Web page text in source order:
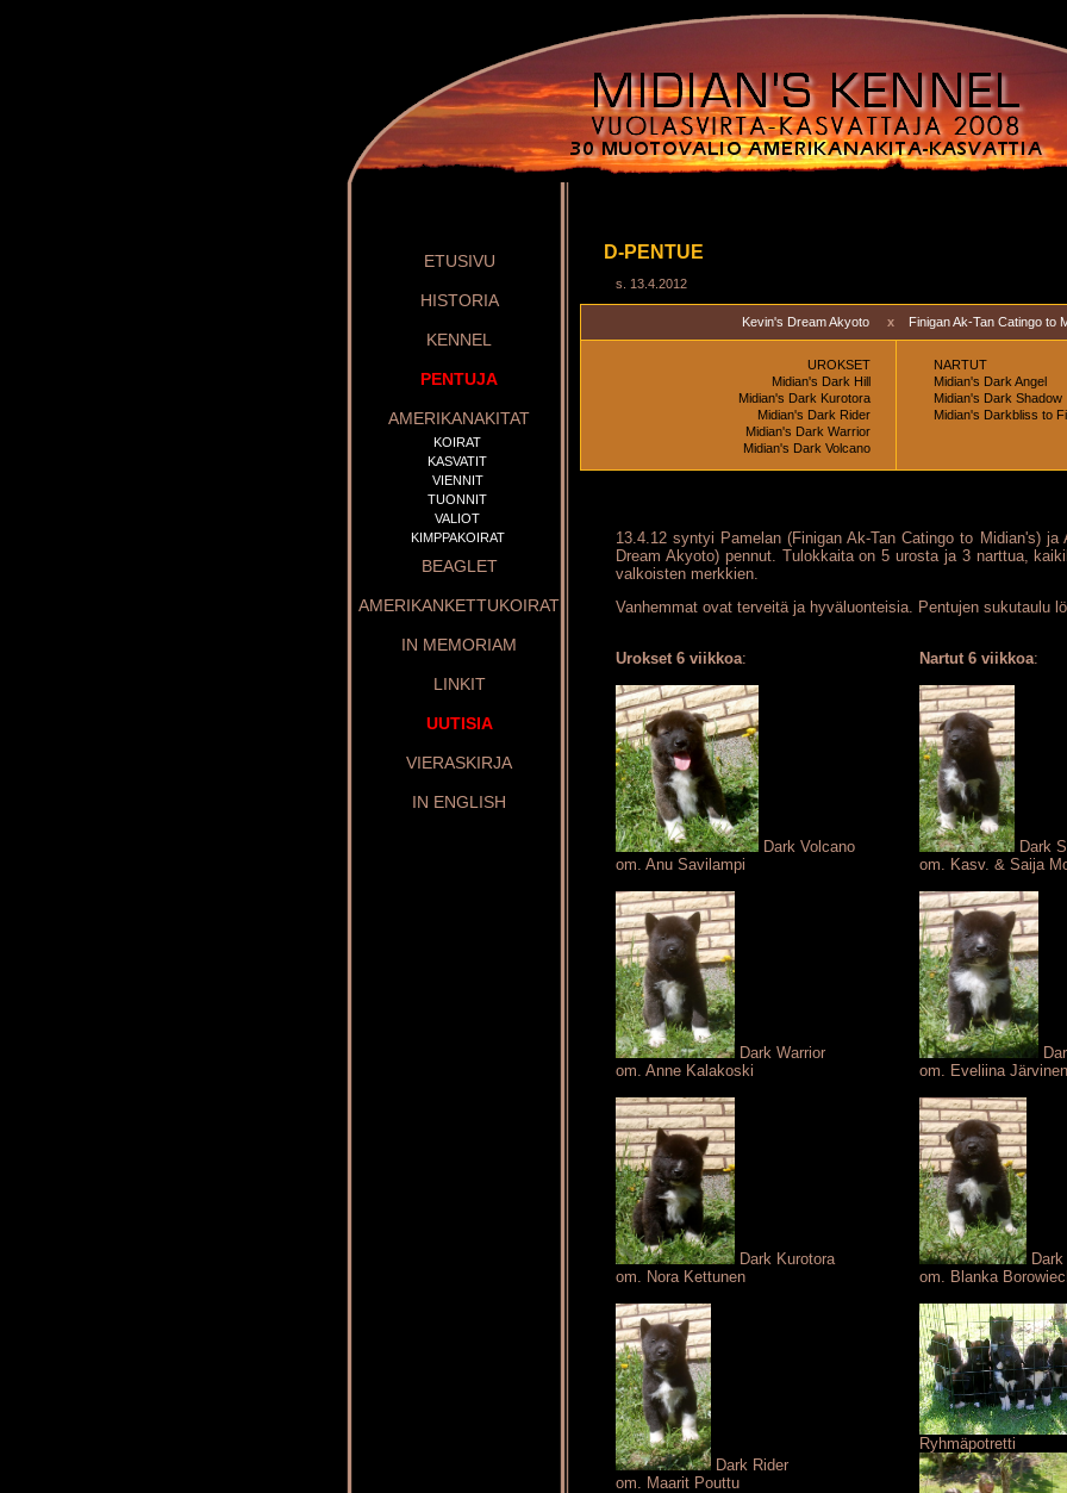
ETUSIVU
HISTORIA
KENNEL
PENTUJA
AMERIKANAKITAT
KOIRAT
KASVATIT
VIENNIT
TUONNIT
VALIOT
KIMPPAKOIRAT
BEAGLET
AMERIKANKETTUKOIRAT
IN MEMORIAM
LINKIT
UUTISIA
VIERASKIRJA
IN ENGLISH
D-PENTUE
s. 13.4.2012
Kevin's Dream Akyoto x Finigan Ak-Tan Catingo to
UROKSET
Midian's Dark Hill
Midian's Dark Kurotora
Midian's Dark Rider
Midian's Dark Warrior
Midian's Dark Volcano
NARTUT
Midian's Dark Angel
Midian's Dark Shadow
Midian's Darkbliss to
13.4.12 syntyi Pamelan (Finigan Ak-Tan Catingo to Midian's) ja
Dream Akyoto) pennut. Tulokkaita on 5 urosta ja 3 narttua,
valkoisten merkkien.
Vanhemmat ovat terveitä ja hyväluonteisia. Pentujen sukutaulu
Urokset 6 viikkoa:
Dark Volcano
om. Anu Savilampi
Dark Warrior
om. Anne Kalakoski
Dark Kurotora
om. Nora Kettunen
Dark Rider
om. Maarit Pouttu
Nartut 6 viikkoa:
Dark
om. Kasv. & Saija
om. Eveliina Järvinen
om. Blanka
Ryhmäpotretti